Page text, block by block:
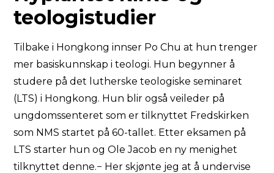
teologistudier
Tilbake i Hongkong innser Po Chu at hun trenger
mer basiskunnskap i teologi. Hun begynner å
studere på det lutherske teologiske seminaret
(LTS) i Hongkong. Hun blir også veileder på
ungdomssenteret som er tilknyttet Fredskirken
som NMS startet på 60-tallet. Etter eksamen på
LTS starter hun og Ole Jacob en ny menighet
tilknyttet denne.− Her skjønte jeg at å undervise